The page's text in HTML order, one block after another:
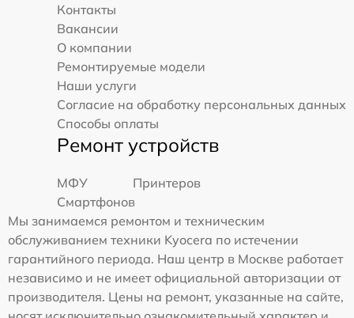
Контакты
Вакансии
О компании
Ремонтируемые модели
Наши услуги
Согласие на обработку персональных данных
Способы оплаты
Ремонт устройств
МФУ
Принтеров
Смартфонов
Мы занимаемся ремонтом и техническим
обслуживанием техники Kyocera по истечении
гарантийного периода. Наш центр в Москве работает
независимо и не имеет официальной авторизации от
производителя. Цены на ремонт, указанные на сайте,